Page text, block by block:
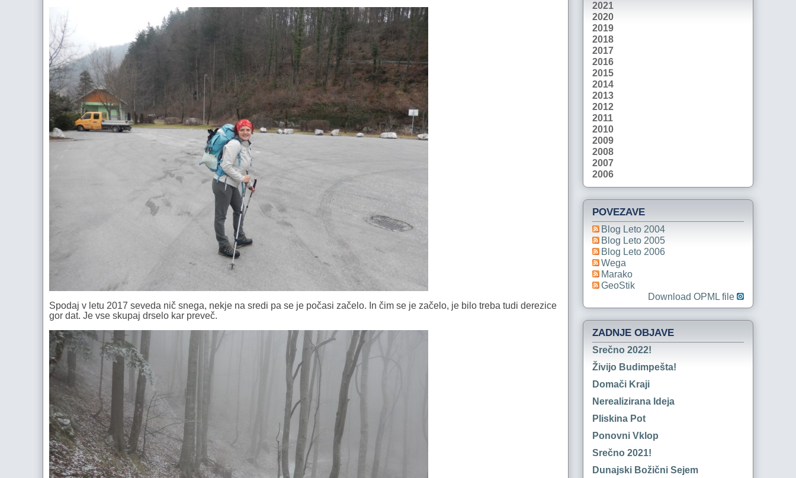
Spodaj v letu 2017 seveda nič snega, nekje na sredi pa se je počasi začelo. In čim se je začelo, je bilo treba tudi derezice
gor dat. Je vse skupaj drselo kar preveč.
2021
2020
2019
2018
2017
2016
2015
2014
2013
2012
2011
2010
2009
2008
2007
2006
POVEZAVE
Blog Leto 2004
Blog Leto 2005
Blog Leto 2006
Wega
Marako
GeoStik
Download OPML file
ZADNJE OBJAVE
Srečno 2022!
Živijo Budimpešta!
Domači Kraji
Nerealizirana Ideja
Pliskina Pot
Ponovni Vklop
Srečno 2021!
Dunajski Božični Sejem